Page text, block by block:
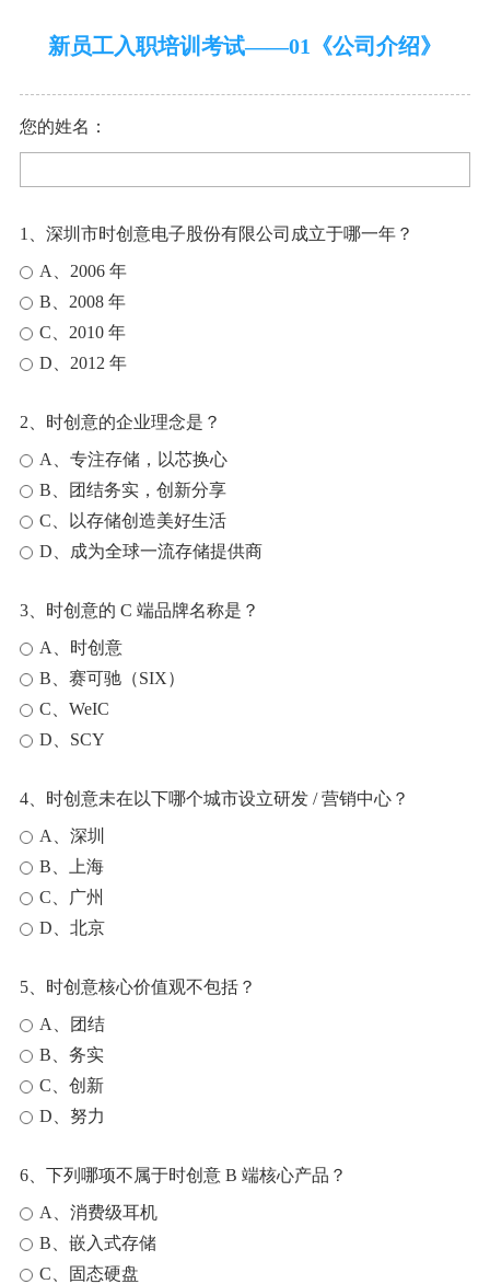
新员工入职培训考试——01《公司介绍》
您的姓名：
1、深圳市时创意电子股份有限公司成立于哪一年？
A、2006 年
B、2008 年
C、2010 年
D、2012 年
2、时创意的企业理念是？
A、专注存储，以芯换心
B、团结务实，创新分享
C、以存储创造美好生活
D、成为全球一流存储提供商
3、时创意的 C 端品牌名称是？
A、时创意
B、赛可驰（SIX）
C、WeIC
D、SCY
4、时创意未在以下哪个城市设立研发 / 营销中心？
A、深圳
B、上海
C、广州
D、北京
5、时创意核心价值观不包括？
A、团结
B、务实
C、创新
D、努力
6、下列哪项不属于时创意 B 端核心产品？
A、消费级耳机
B、嵌入式存储
C、固态硬盘